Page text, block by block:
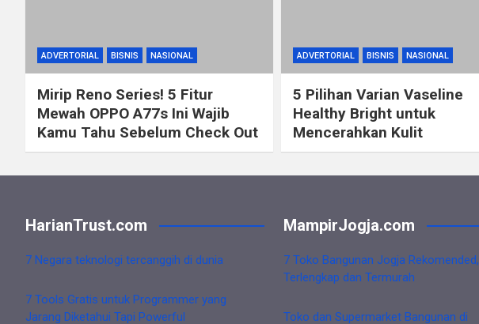
ADVERTORIAL BISNIS NASIONAL
Mirip Reno Series! 5 Fitur
Mewah OPPO A77s Ini Wajib
Kamu Tahu Sebelum Check Out
ADVERTORIAL BISNIS NASIONAL
5 Pilihan Varian Vaseline
Healthy Bright untuk
Mencerahkan Kulit
HarianTrust.com
7 Negara teknologi tercanggih di dunia
7 Tools Gratis untuk Programmer yang
Jarang Diketahui Tapi Powerful
MampirJogja.com
7 Toko Bangunan Jogja Rekomended,
Terlengkap dan Termurah
Toko dan Supermarket Bangunan di